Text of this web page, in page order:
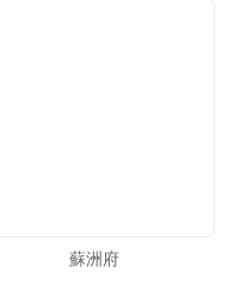
蘇洲府